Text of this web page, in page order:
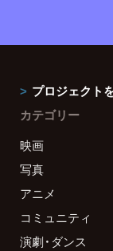
プロジェクト
カテゴリー
映画
写真
アニメ
コミュニティ
演劇・ダンス